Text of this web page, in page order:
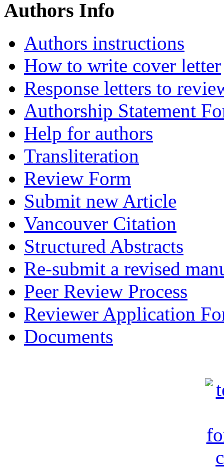
Authors Info
Authors instructions
How to write cover letter
Response letters to
Authorship Statement
Help for authors
Transliteration
Review Form
Submit new Article
Vancouver Citation
Structured Abstracts
Re-submit a revised
Peer Review Process
Reviewer Application
Documents